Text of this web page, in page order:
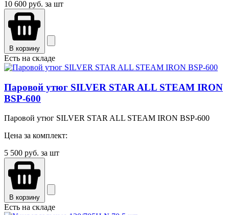
10 600 руб. за шт
В корзину
Есть на складе
Паровой утюг SILVER STAR ALL STEAM IRON
BSP-600
Паровой утюг SILVER STAR ALL STEAM IRON BSP-600
Цена за комплект:
5 500 руб. за шт
В корзину
Есть на складе